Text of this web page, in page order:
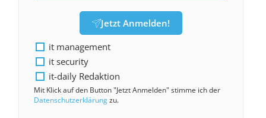
Jetzt Anmelden!
it management
it security
it-daily Redaktion
Mit Klick auf den Button "Jetzt Anmelden" stimme ich der
Datenschutzerklärungzu.